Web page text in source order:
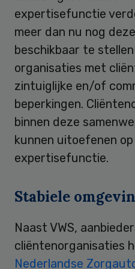
expertisefunctie
meer dan nu nog
beschikbaar te
organisaties met
zintuiglijke en/of
beperkingen.
binnen deze
kunnen uitoefenen
expertisefunctie.
Stabiele
Naast VWS,
cliëntenorganisaties
Nederlandse